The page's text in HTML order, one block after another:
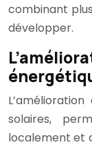
combinant
développer.
solaires,
localement et